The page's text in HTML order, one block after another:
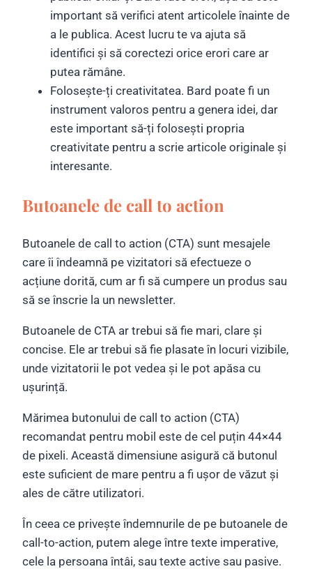
important să verifici atent articolele înainte de
a le publica. Acest lucru te va ajuta să
identifici și să corectezi orice erori care ar
putea rămâne.
Folosește-ți creativitatea. Bard poate fi un
instrument valoros pentru a genera idei, dar
este important să-ți folosești propria
creativitate pentru a scrie articole originale și
interesante.
Butoanele de call to action
Butoanele de call to action (CTA) sunt mesajele
care îi îndeamnă pe vizitatori să efectueze o
acțiune dorită, cum ar fi să cumpere un produs sau
să se înscrie la un newsletter.
Butoanele de CTA ar trebui să fie mari, clare și
concise. Ele ar trebui să fie plasate în locuri vizibile,
unde vizitatorii le pot vedea și le pot apăsa cu
ușurință.
Mărimea butonului de call to action (CTA)
recomandat pentru mobil este de cel puțin 44×44
de pixeli. Această dimensiune asigură că butonul
este suficient de mare pentru a fi ușor de văzut și
ales de către utilizatori.
În ceea ce privește îndemnurile de pe butoanele de
call-to-action, putem alege între texte imperative,
cele la persoana întâi, sau texte active sau pasive.